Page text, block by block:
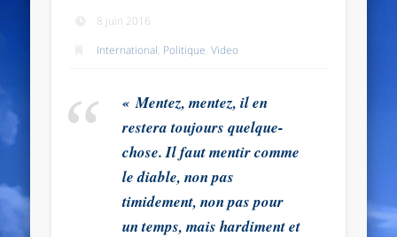
8 juin 2016
International, Politique,Video
« Mentez, mentez, il en
restera toujours quelque-
chose. Il faut mentir comme
le diable, non pas
timidement, non pas pour
un temps, mais hardiment et